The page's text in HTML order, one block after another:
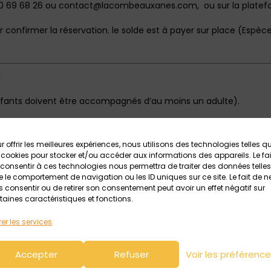
offrir les meilleures expériences, nous utilisons des technologies telles
pour stocker et/ou accéder aux informations des appareils. Le
à ces technologies nous permettra de traiter des données telles
le comportement de navigation ou les ID uniques sur ce site. Le fait de
consentir ou de retirer son consentement peut avoir un effet négatif sur
caractéristiques et fonctions.
les services
Accepter Refuser Voir les
69 68 26 ou contact@lacombeauxanes.com, ou sur la
la réservation. le solde est à payer sur place
doivent être accompagnés d’au moins un adulte).
les journées non effectuées seront remboursées ou
pourrait malheureusement pas être remboursé. En effet, il
les frais engagés en amont.
n’est pas annulé, prévoir les vêtements et chaussures
d’être annulés s’il n’y a pas assez de participants.
de l’éducation nationale. Encadrement par une équipe